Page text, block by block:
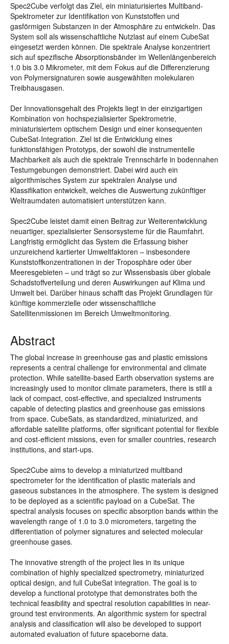
Spec2Cube verfolgt das Ziel, ein miniaturisiertes Multiband-
Spektrometer zur Identifikation von Kunststoffen und
gasförmigen Substanzen in der Atmosphäre zu entwickeln. Das
System soll als wissenschaftliche Nutzlast auf einem CubeSat
eingesetzt werden können. Die spektrale Analyse konzentriert
sich auf spezifische Absorptionsbänder im Wellenlängenbereich
1.0 bis 3.0 Mikrometer, mit dem Fokus auf die Differenzierung
von Polymersignaturen sowie ausgewählten molekularen
Treibhausgasen.
Der Innovationsgehalt des Projekts liegt in der einzigartigen
Kombination von hochspezialisierter Spektrometrie,
miniaturisiertem optischem Design und einer konsequenten
CubeSat-Integration. Ziel ist die Entwicklung eines
funktionsfähigen Prototyps, der sowohl die instrumentelle
Machbarkeit als auch die spektrale Trennschärfe in bodennahen
Testumgebungen demonstriert. Dabei wird auch ein
algorithmisches System zur spektralen Analyse und
Klassifikation entwickelt, welches die Auswertung zukünftiger
Weltraumdaten automatisiert unterstützen kann.
Spec2Cube leistet damit einen Beitrag zur Weiterentwicklung
neuartiger, spezialisierter Sensorsysteme für die Raumfahrt.
Langfristig ermöglicht das System die Erfassung bisher
unzureichend kartierter Umweltfaktoren – insbesondere
Kunststoffkonzentrationen in der Troposphäre oder über
Meeresgebieten – und trägt so zur Wissensbasis über globale
Schadstoffverteilung und deren Auswirkungen auf Klima und
Umwelt bei. Darüber hinaus schafft das Projekt Grundlagen für
künftige kommerzielle oder wissenschaftliche
Satellitenmissionen im Bereich Umweltmonitoring.
Abstract
The global increase in greenhouse gas and plastic emissions
represents a central challenge for environmental and climate
protection. While satellite-based Earth observation systems are
increasingly used to monitor climate parameters, there is still a
lack of compact, cost-effective, and specialized instruments
capable of detecting plastics and greenhouse gas emissions
from space. CubeSats, as standardized, miniaturized, and
affordable satellite platforms, offer significant potential for flexible
and cost-efficient missions, even for smaller countries, research
institutions, and start-ups.
Spec2Cube aims to develop a miniaturized multiband
spectrometer for the identification of plastic materials and
gaseous substances in the atmosphere. The system is designed
to be deployed as a scientific payload on a CubeSat. The
spectral analysis focuses on specific absorption bands within the
wavelength range of 1.0 to 3.0 micrometers, targeting the
differentiation of polymer signatures and selected molecular
greenhouse gases.
The innovative strength of the project lies in its unique
combination of highly specialized spectrometry, miniaturized
optical design, and full CubeSat integration. The goal is to
develop a functional prototype that demonstrates both the
technical feasibility and spectral resolution capabilities in near-
ground test environments. An algorithmic system for spectral
analysis and classification will also be developed to support
automated evaluation of future spaceborne data.